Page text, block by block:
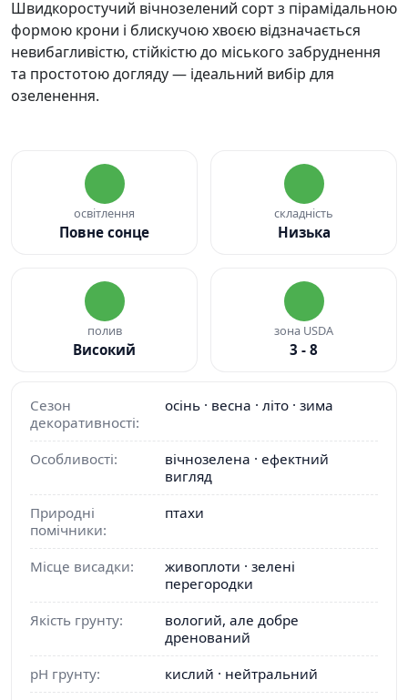
Швидкоростучий вічнозелений сорт з пірамідальною
формою крони і блискучою хвоєю відзначається
невибагливістю, стійкістю до міського забруднення
та простотою догляду — ідеальний вибір для
озеленення.
освітлення
Повне сонце
складність
Низька
полив
Високий
зона USDA
3 - 8
Сезон
декоративності:
осінь · весна · літо · зима
Особливості:
вічнозелена · ефектний
вигляд
Природні
помічники:
птахи
Місце висадки:
живоплоти · зелені
перегородки
Якість грунту:
вологий, але добре
дренований
pH грунту:
кислий · нейтральний